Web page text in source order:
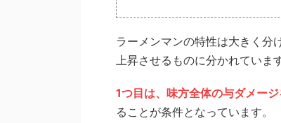
ラーメンマンの特性は大きく分
上昇させるものに分かれています
1つ目は、味方全体の与ダメー
ることが条件となっています。